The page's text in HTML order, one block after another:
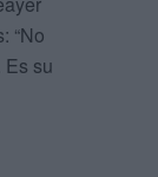
“No
su